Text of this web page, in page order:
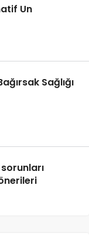
Un
Sağlığı